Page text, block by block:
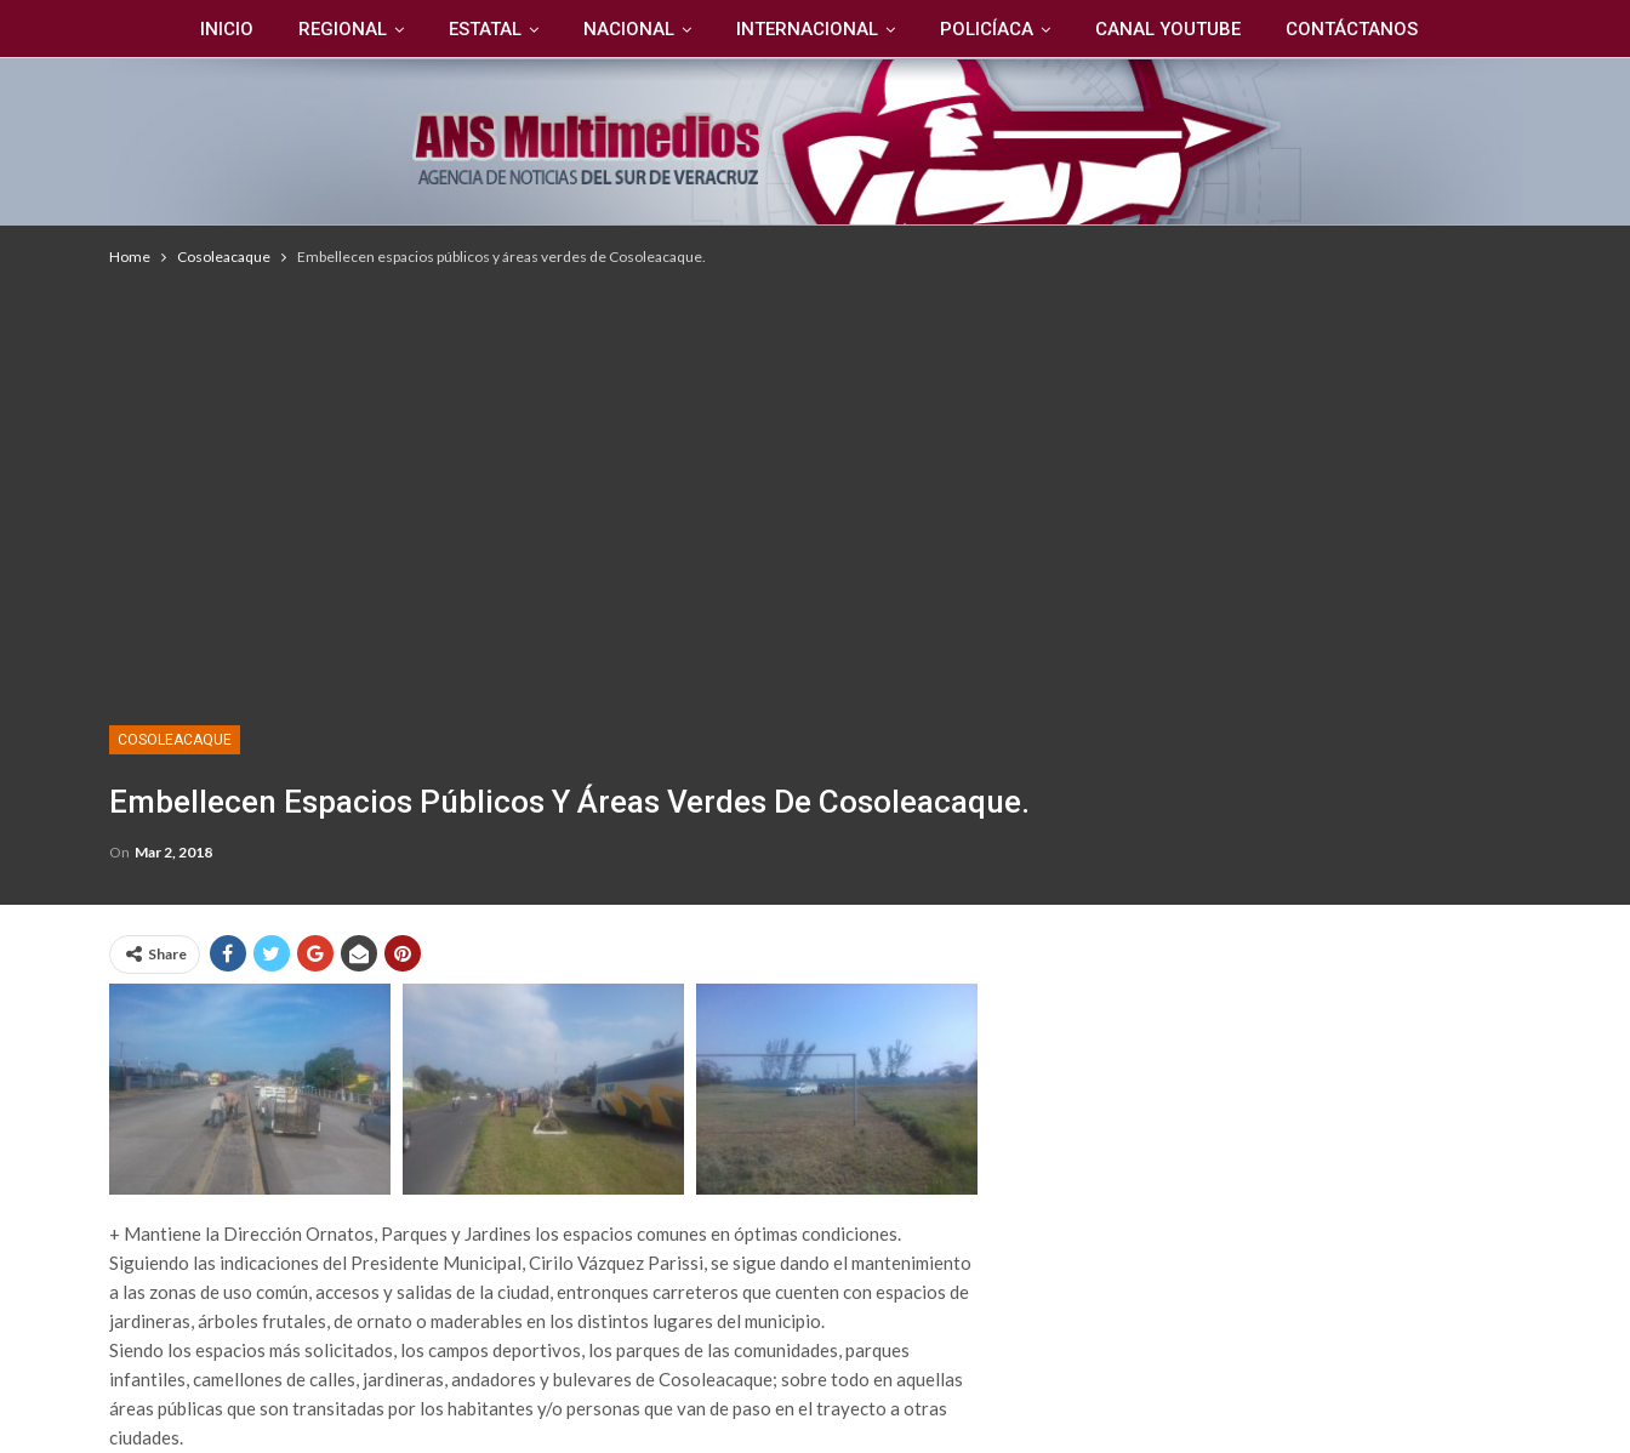
INICIO REGIONAL ESTATAL NACIONAL INTERNACIONAL POLICÍACA CANAL YOUTUBE CONTÁCTANOS
Home Cosoleacaque Embellecen espacios públicos y áreas verdes de Cosoleacaque.
COSOLEACAQUE
Embellecen Espacios Públicos Y Áreas Verdes De Cosoleacaque.
On Mar 2, 2018
Share
+ Mantiene la Dirección Ornatos, Parques y Jardines los espacios comunes en óptimas condiciones.
Siguiendo las indicaciones del Presidente Municipal, Cirilo Vázquez Parissi, se sigue dando el mantenimiento
a las zonas de uso común, accesos y salidas de la ciudad, entronques carreteros que cuenten con espacios de
jardineras, árboles frutales, de ornato o maderables en los distintos lugares del municipio.
Siendo los espacios más solicitados, los campos deportivos, los parques de las comunidades, parques
infantiles, camellones de calles, jardineras, andadores y bulevares de Cosoleacaque; sobre todo en aquellas
áreas públicas que son transitadas por los habitantes y/o personas que van de paso en el trayecto a otras
ciudades.